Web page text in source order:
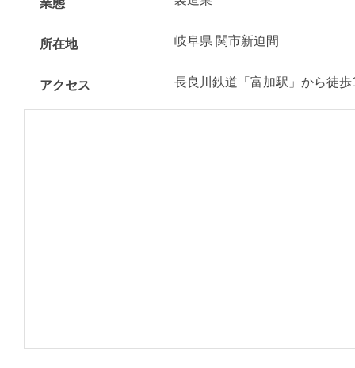
業態
所在地 岐阜県 関市新迫間
アクセス 長良川鉄道「富加駅」から徒